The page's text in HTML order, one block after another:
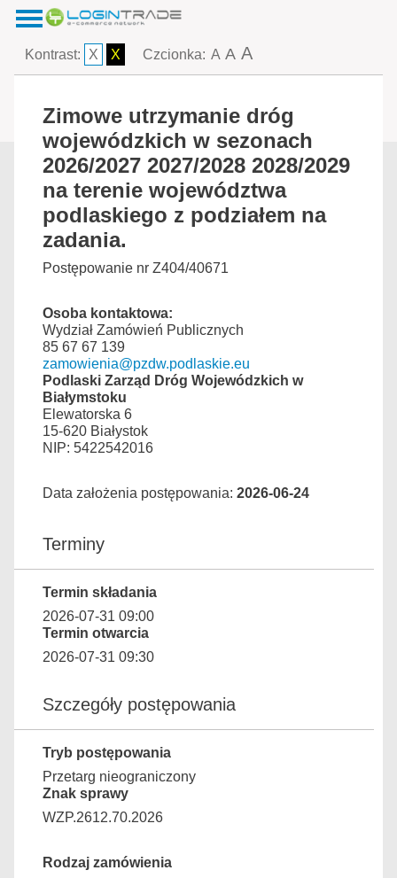
Kontrast: X X Czcionka: A A A
Zimowe utrzymanie dróg
wojewódzkich w sezonach
2026/2027 2027/2028 2028/2029
na terenie województwa
podlaskiego z podziałem na
zadania.
Postępowanie nr Z404/40671
Osoba kontaktowa:
Wydział Zamówień Publicznych
85 67 67 139
zamowienia@pzdw.podlaskie.eu
Podlaski Zarząd Dróg Wojewódzkich w
Białymstoku
Elewatorska 6
15-620 Białystok
NIP: 5422542016
Data założenia postępowania: 2026-06-24
Terminy
Termin składania
2026-07-31 09:00
Termin otwarcia
2026-07-31 09:30
Szczegóły postępowania
Tryb postępowania
Przetarg nieograniczony
Znak sprawy
WZP.2612.70.2026
Rodzaj zamówienia